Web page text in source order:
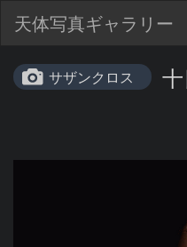
天体写真ギャラリー
サザンクロス